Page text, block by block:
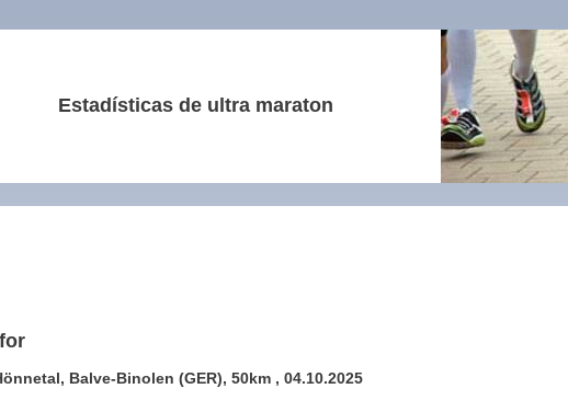
Estadísticas de ultra maraton
Balve-Binolen (GER), 50km , 04.10.2025